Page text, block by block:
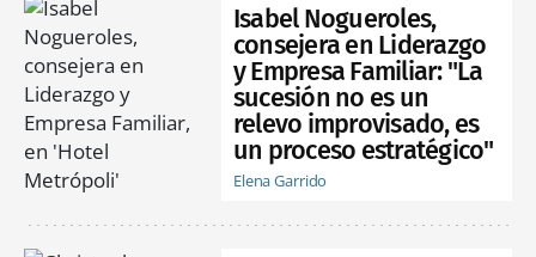
Isabel Nogueroles,
consejera en Liderazgo
y Empresa Familiar: "La
sucesión no es un
relevo improvisado, es
un proceso estratégico"
Elena Garrido